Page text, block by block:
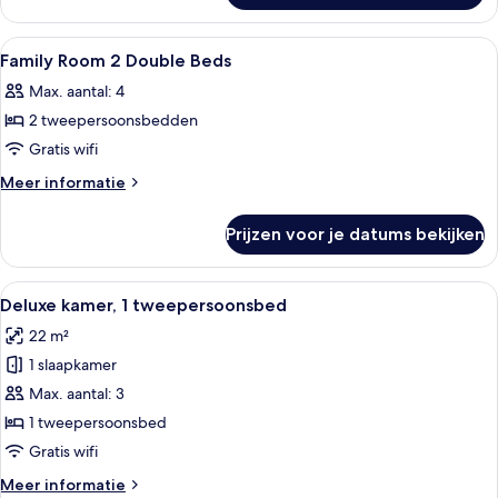
laden
Room
Double
Alle
foto's
voor
Family
Room
2
laden
Luxe beddengoed, een kluis op de
4
Family Room 2 Double Beds
Max. aantal: 4
2 tweepersoonsbedden
Gratis wifi
Meer informatie
Meer
Room
Double
Prijzen voor je datums bekijken
Alle
foto's
voor
Deluxe
kamer,
1
tweepersoonsbed
Hotelkamer met een groot bed,
8
Deluxe kamer, 1 tweepersoonsbed
22 m²
1 slaapkamer
Max. aantal: 3
1 tweepersoonsbed
Gratis wifi
Meer informatie
Meer